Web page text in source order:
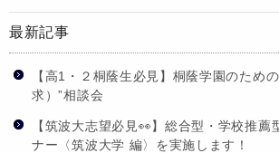
最新記事
【高1・２桐蔭生必見】桐蔭学園のため
求）”相談会
【筑波大志望必見👀】総合型・学校推薦
ナー〈筑波大学 編〉を実施します！